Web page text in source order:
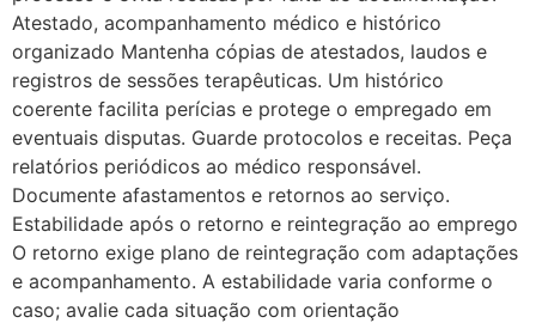
Atestado, acompanhamento médico e histórico
organizado Mantenha cópias de atestados, laudos e
registros de sessões terapêuticas. Um histórico
coerente facilita perícias e protege o empregado em
eventuais disputas. Guarde protocolos e receitas. Peça
relatórios periódicos ao médico responsável.
Documente afastamentos e retornos ao serviço.
Estabilidade após o retorno e reintegração ao emprego
O retorno exige plano de reintegração com adaptações
e acompanhamento. A estabilidade varia conforme o
caso; avalie cada situação com orientação